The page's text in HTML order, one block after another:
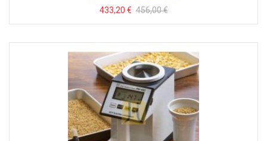
433,20 € 456,00 €